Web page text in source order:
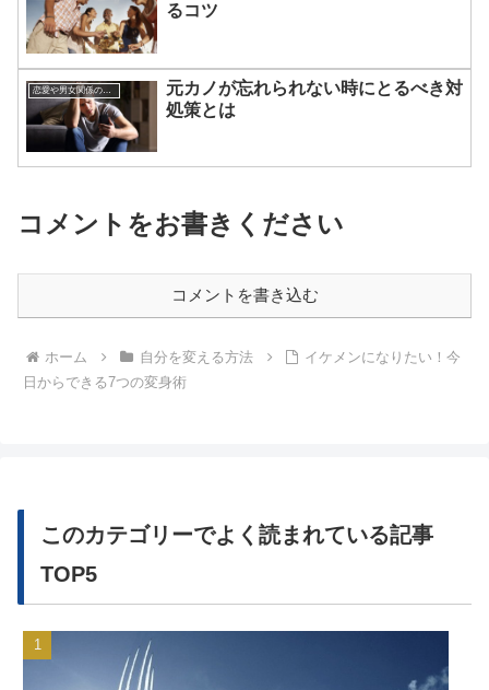
るコツ
恋愛や男女関係の悩み
元カノが忘れられない時にとるべき対
処策とは
コメントをお書きください
コメントを書き込む
ホーム 自分を変える方法
イケメンになりたい！今
日からできる7つの変身術
このカテゴリーでよく読まれている記事
TOP5